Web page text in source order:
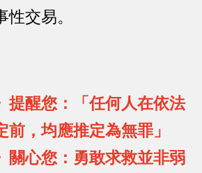
交易。
提醒您：「任何人在依法
，均應推定為無罪」
關心您：勇敢求救並非弱